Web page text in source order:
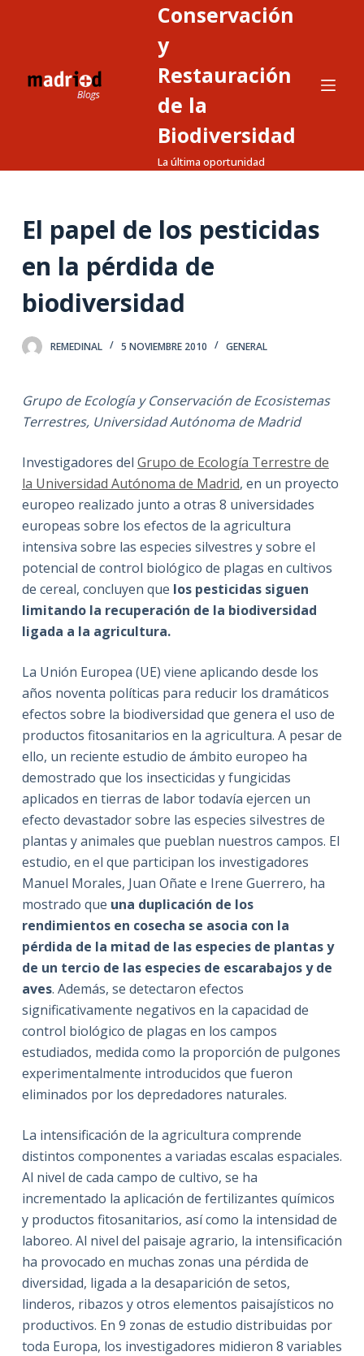
l
e
n
o
Conservación
y
Restauración
de la
Biodiversidad
La última oportunidad
El papel de los pesticidas
en la pérdida de
biodiversidad
REMEDINAL 5 NOVIEMBRE 2010 GENERAL
Grupo de Ecología y Conservación de Ecosistemas
Terrestres, Universidad Autónoma de Madrid
Investigadores del Grupo de Ecología Terrestre de
la Universidad Autónoma de Madrid, en un proyecto
europeo realizado junto a otras 8 universidades
europeas sobre los efectos de la agricultura
intensiva sobre las especies silvestres y sobre el
potencial de control biológico de plagas en cultivos
de cereal, concluyen que los pesticidas siguen
limitando la recuperación de la biodiversidad
ligada a la agricultura.
La Unión Europea (UE) viene aplicando desde los
años noventa políticas para reducir los dramáticos
efectos sobre la biodiversidad que genera el uso de
productos fitosanitarios en la agricultura. A pesar de
ello, un reciente estudio de ámbito europeo ha
demostrado que los insecticidas y fungicidas
aplicados en tierras de labor todavía ejercen un
efecto devastador sobre las especies silvestres de
plantas y animales que pueblan nuestros campos. El
estudio, en el que participan los investigadores
Manuel Morales, Juan Oñate e Irene Guerrero, ha
mostrado que una duplicación de los
rendimientos en cosecha se asocia con la
pérdida de la mitad de las especies de plantas y
de un tercio de las especies de escarabajos y de
aves. Además, se detectaron efectos
significativamente negativos en la capacidad de
control biológico de plagas en los campos
estudiados, medida como la proporción de pulgones
experimentalmente introducidos que fueron
eliminados por los depredadores naturales.
La intensificación de la agricultura comprende
distintos componentes a variadas escalas espaciales.
Al nivel de cada campo de cultivo, se ha
incrementado la aplicación de fertilizantes químicos
y productos fitosanitarios, así como la intensidad de
laboreo. Al nivel del paisaje agrario, la intensificación
ha provocado en muchas zonas una pérdida de
diversidad, ligada a la desaparición de setos,
linderos, ribazos y otros elementos paisajísticos no
productivos. En 9 zonas de estudio distribuidas por
toda Europa, los investigadores midieron 8 variables